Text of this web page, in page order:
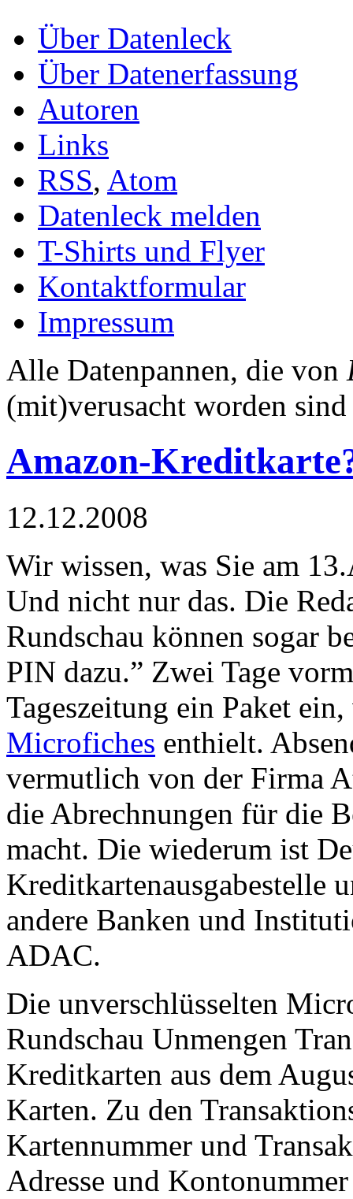
Über Datenleck
Über Datenerfassung
Autoren
Links
RSS, Atom
Datenleck melden
T-Shirts und Flyer
Kontaktformular
Impressum
Alle Datenpannen, die von
(mit)verusacht worden sind
Amazon-
12.12.2008
Wir wissen, was Sie am
Und nicht nur das. Die
Rundschau können sogar
PIN dazu.” Zwei Tage
Tageszeitung ein Paket
Microfiches enthielt.
vermutlich von der Firma
die Abrechnungen für die
macht. Die wiederum ist
Kreditkartenausgabestelle
andere Banken und
ADAC.
Die unverschlüsselten
Rundschau Unmengen
Kreditkarten aus dem
Karten. Zu den
Kartennummer und
Adresse und